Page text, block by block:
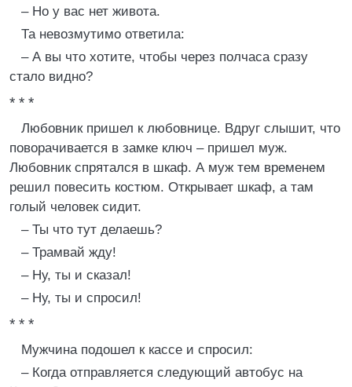
– Но у вас нет живота.
Та невозмутимо ответила:
– А вы что хотите, чтобы через полчаса сразу
стало видно?
* * *
Любовник пришел к любовнице. Вдруг слышит, что
поворачивается в замке ключ – пришел муж.
Любовник спрятался в шкаф. А муж тем временем
решил повесить костюм. Открывает шкаф, а там
голый человек сидит.
– Ты что тут делаешь?
– Трамвай жду!
– Ну, ты и сказал!
– Ну, ты и спросил!
* * *
Мужчина подошел к кассе и спросил:
– Когда отправляется следующий автобус на